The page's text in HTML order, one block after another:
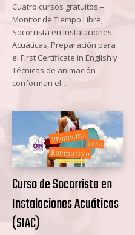
Cuatro cursos gratuitos –
Monitor de Tiempo Libre,
Socorrista en Instalaciones
Acuáticas, Preparación para
el First Certificate in English y
Técnicas de animación–
conforman el...
Curso de Socorrista en
Instalaciones Acuáticas
(SIAC)